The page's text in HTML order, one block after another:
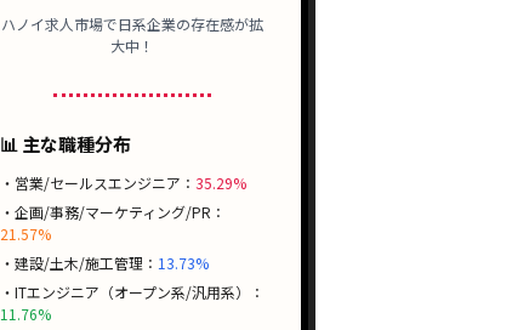
ハノイ求人市場で日系企業の存在感が拡
大中！
📊 主な職種分布
・営業/セールスエンジニア： 35.29%
・企画/事務/マーケティング/PR：
21.57%
・建設/土木/施工管理： 13.73%
・ITエンジニア（オープン系/汎用系）：
11.76%